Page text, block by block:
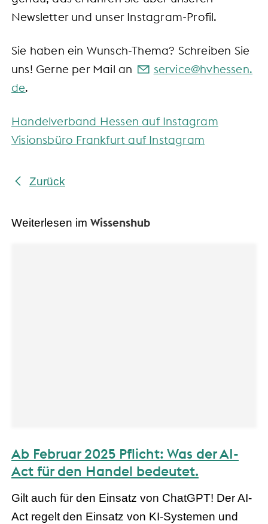
Newsletter und unser Instagram-Profil.
Sie haben ein Wunsch-Thema? Schreiben Sie
uns! Gerne per Mail an
s rv c hvh ss n
d .
Handelverband Hessen auf Instagram
Visionsbüro Frankfurt auf Instagram
Zurück
Weiterlesen im Wissenshub
Ab Februar 2025 Pflicht: Was der AI-
Act für den Handel bedeutet.
Gilt auch für den Einsatz von ChatGPT! Der AI-
Act regelt den Einsatz von KI-Systemen und